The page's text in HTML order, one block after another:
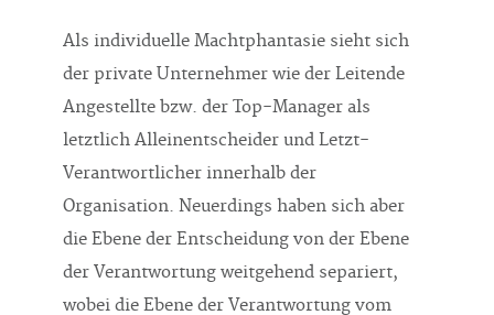
Als individuelle Machtphantasie sieht sich
der private Unternehmer wie der Leitende
Angestellte bzw. der Top-Manager als
letztlich Alleinentscheider und Letzt-
Verantwortlicher innerhalb der
Organisation. Neuerdings haben sich aber
die Ebene der Entscheidung von der Ebene
der Verantwortung weitgehend separiert,
wobei die Ebene der Verantwortung vom